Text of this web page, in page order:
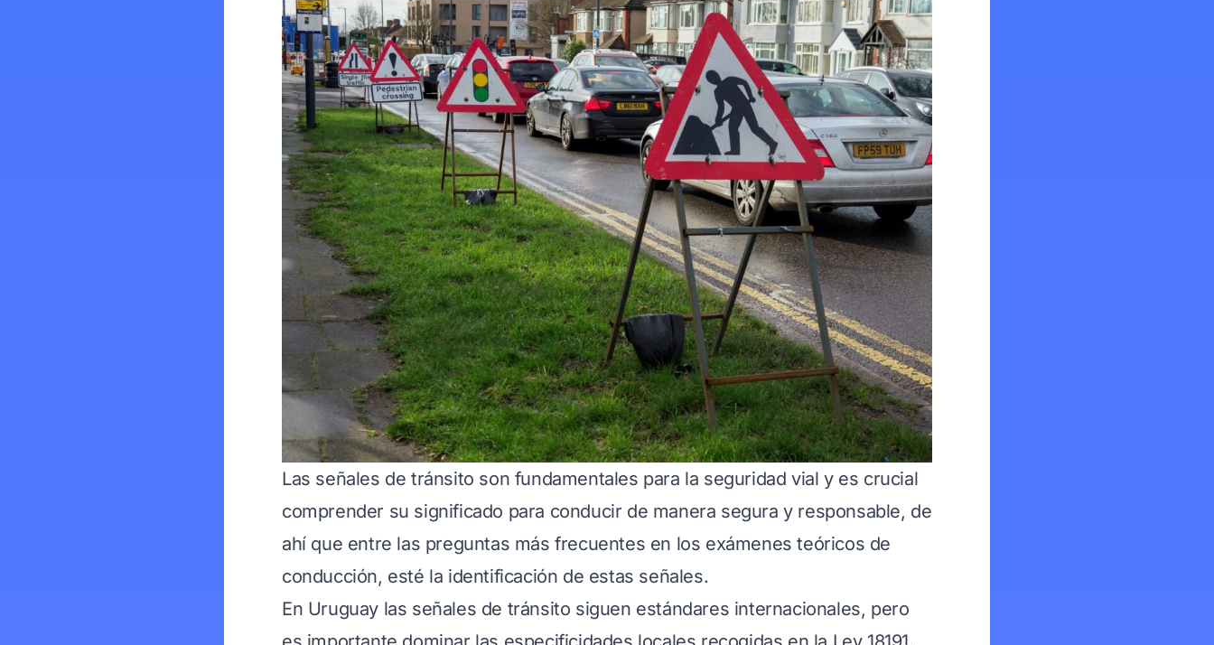
Las señales de tránsito son fundamentales para la seguridad vial y es crucial
comprender su significado para conducir de manera segura y responsable, de
ahí que entre las preguntas más frecuentes en los exámenes teóricos de
conducción, esté la identificación de estas señales.
En Uruguay las señales de tránsito siguen estándares internacionales, pero